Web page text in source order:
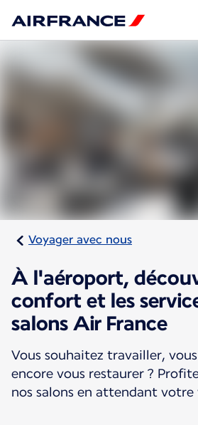
Voyager avec nous
À l'aéroport,
confort et les
salons Air France
Vous souhaitez travailler,
encore vous restaurer ?
nos salons en attendant votre